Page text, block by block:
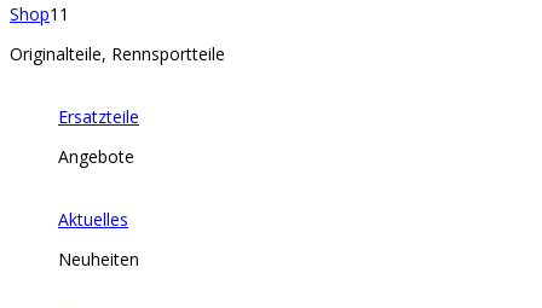
Shop11
Originalteile, Rennsportteile
Ersatzteile
Angebote
Aktuelles
Neuheiten